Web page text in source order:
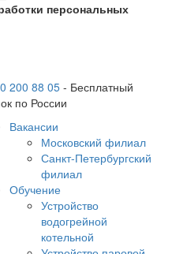
персональных
200 88 05 - Бесплатный
по России
Вакансии
Московский филиал
Санкт-Петербургский
филиал
Обучение
Устройство
водогрейной
котельной